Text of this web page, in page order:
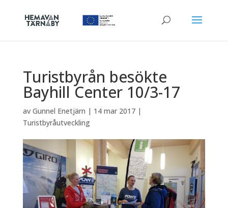
Turistbyrån besökte
Bayhill Center 10/3-17
av Gunnel Enetjärn | 14 mar 2017|
Turistbyråutveckling